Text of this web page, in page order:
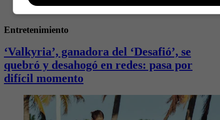
Entretenimiento
‘Valkyria’, ganadora del ‘Desafió’, se
quebró y desahogó en redes: pasa por
difícil momento